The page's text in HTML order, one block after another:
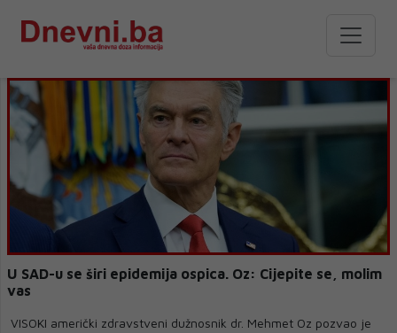
U SAD-u se širi epidemija ospica. Oz: Cijepite se, molim
vas
VISOKI američki zdravstveni dužnosnik dr. Mehmet Oz pozvao je